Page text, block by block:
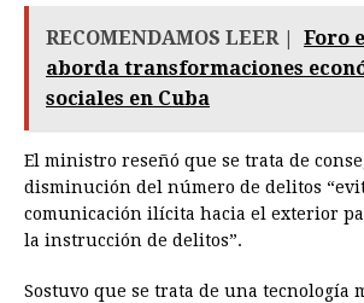
RECOMENDAMOS LEER |
Foro
aborda transformaciones
sociales en Cuba
El ministro reseñó que se trata de
disminución del número de delitos
comunicación ilícita hacia el exterior
la instrucción de delitos”.
Sostuvo que se trata de una tecnología